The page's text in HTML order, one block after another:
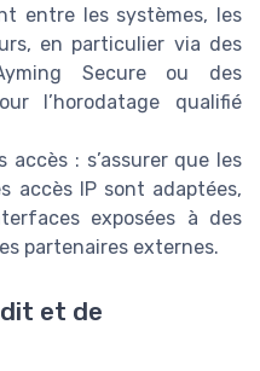
entre les systèmes, les
en particulier via des
Secure ou des
l’horodatage qualifié
accès : s’assurer que les
accès IP sont adaptées,
exposées à des
partenaires externes.
et de